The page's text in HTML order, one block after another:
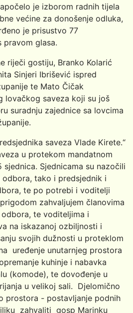
je izborom radnih tijela
većine za donošenje odluka,
je prisustvo 77
pravom glasa.
riječi gostiju, Branko Kolarić
Sinjeri Ibrišević ispred
te Mato Čičak
lovačkog saveza koji su još
suradnju zajednice sa lovcima
saveza Vlade Kirete.“
u protekom mandatnom
Sjednicama su nazočili
tako i predsjednik i
te po potrebi i voditelji
zahvaljujem članovima
te voditeljima i
na iskazanoj ozbiljnosti i
svojih dužnosti u proteklom
uređenje unutarnjeg prostora
kuhinje i nabavka
(komode), te dovođenje u
u velikoj sali. Djelomično
prostora - postavljanje podnih
zahvaliti gosp Marinku